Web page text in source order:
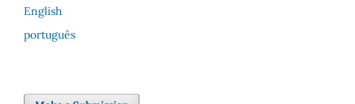
English
português